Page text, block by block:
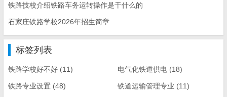
铁路技校介绍铁路车务运转操作是干什么的
石家庄铁路学校2026年招生简章
标签列表
铁路学校好不好 (11) 电气化铁道供电 (18)
铁路专业设置 (48) 铁道运输管理专业 (11)